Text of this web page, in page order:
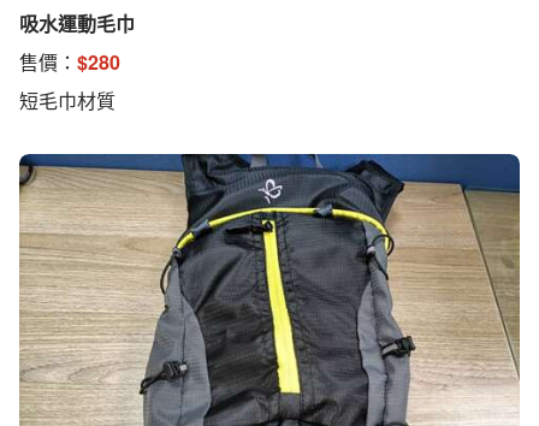
吸水運動毛巾
售價： $280
短毛巾材質